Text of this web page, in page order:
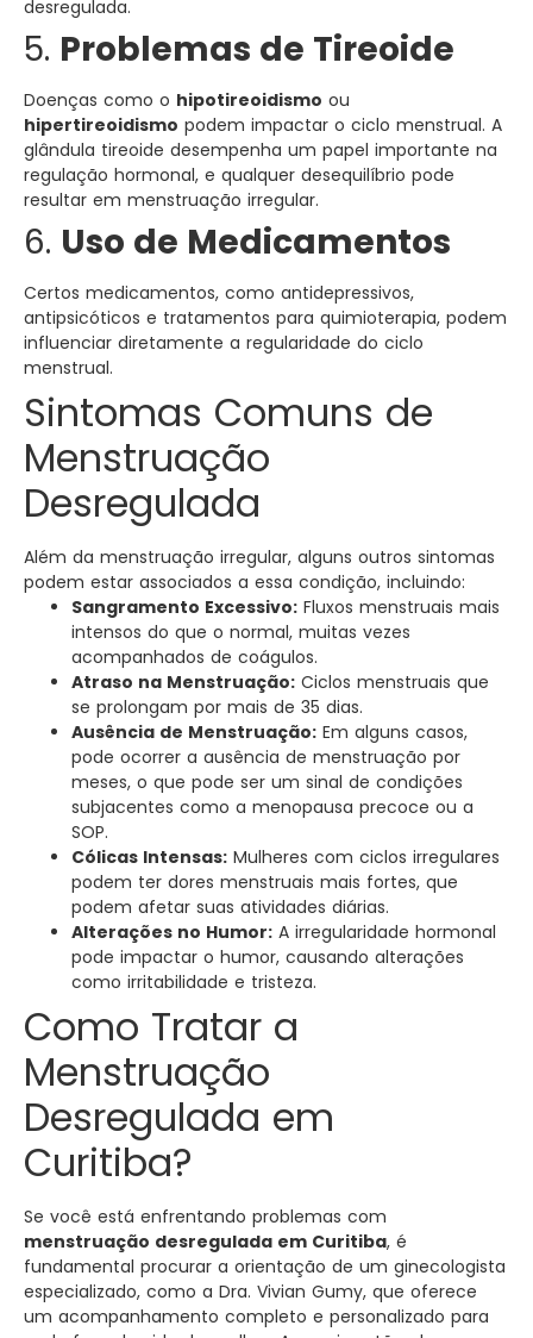
desregulada.
5. Problemas de Tireoide
Doenças como o hipotireoidismo ou
hipertireoidismo podem impactar o ciclo menstrual. A
glândula tireoide desempenha um papel importante na
regulação hormonal, e qualquer desequilíbrio pode
resultar em menstruação irregular.
6. Uso de Medicamentos
Certos medicamentos, como antidepressivos,
antipsicóticos e tratamentos para quimioterapia, podem
influenciar diretamente a regularidade do ciclo
menstrual.
Sintomas Comuns de
Menstruação
Desregulada
Além da menstruação irregular, alguns outros sintomas
podem estar associados a essa condição, incluindo:
Sangramento Excessivo: Fluxos menstruais mais
intensos do que o normal, muitas vezes
acompanhados de coágulos.
Atraso na Menstruação: Ciclos menstruais que
se prolongam por mais de 35 dias.
Ausência de Menstruação: Em alguns casos,
pode ocorrer a ausência de menstruação por
meses, o que pode ser um sinal de condições
subjacentes como a menopausa precoce ou a
SOP.
Cólicas Intensas: Mulheres com ciclos irregulares
podem ter dores menstruais mais fortes, que
podem afetar suas atividades diárias.
Alterações no Humor: A irregularidade hormonal
pode impactar o humor, causando alterações
como irritabilidade e tristeza.
Como Tratar a
Menstruação
Desregulada em
Curitiba?
Se você está enfrentando problemas com
menstruação desregulada em Curitiba, é
fundamental procurar a orientação de um ginecologista
especializado, como a Dra. Vivian Gumy, que oferece
um acompanhamento completo e personalizado para